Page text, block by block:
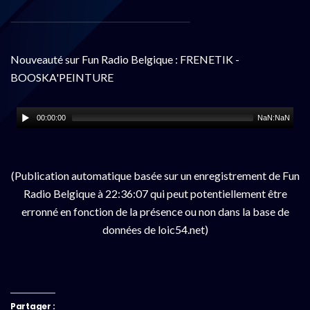
Nouveauté sur Fun Radio Belgique : FRENETIK -
BOOSKA'PEINTURE
00:00:00 NaN:NaN
(Publication automatique basée sur un enregistrement de Fun
Radio Belgique à 22:36:07 qui peut potentiellement être
erronné en fonction de la présence ou non dans la base de
données de loic54.net)
Partager :